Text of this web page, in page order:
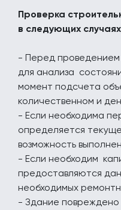
Проверка
в следующих
- Перед проведением
для анализа
момент подсчета
количественном и
- Если необходима
определяется
возможность
- Если необходим
предоставляются
необходимых
- Здание повреждено